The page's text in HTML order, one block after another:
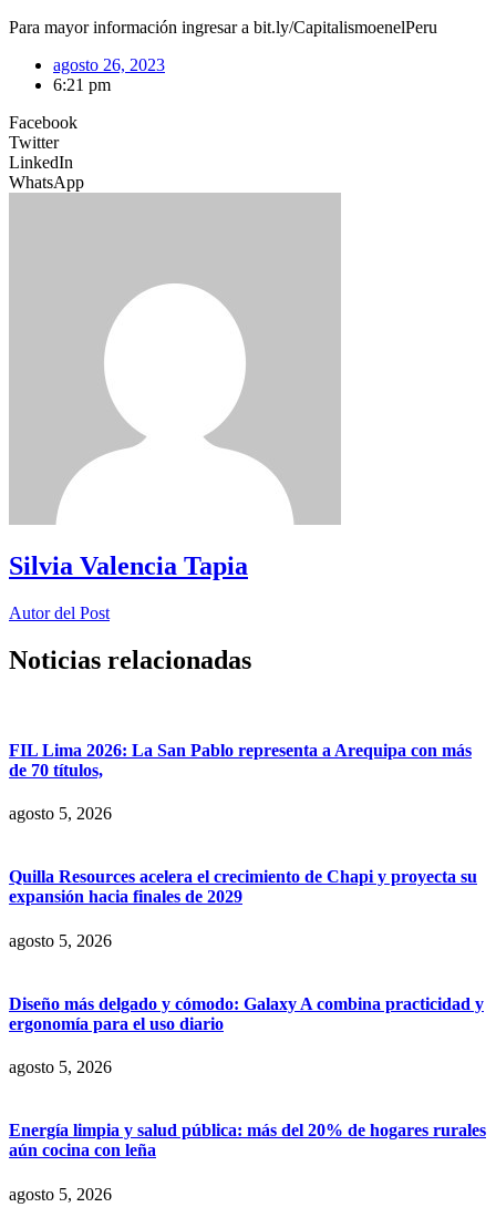
Para mayor información ingresar a bit.ly/CapitalismoenelPeru
agosto 26, 2023
6:21 pm
Facebook
Twitter
LinkedIn
WhatsApp
Silvia Valencia Tapia
Autor del Post
Noticias relacionadas
FIL Lima 2026: La San Pablo representa a Arequipa con más
de 70 títulos,
agosto 5, 2026
Quilla Resources acelera el crecimiento de Chapi y proyecta su
expansión hacia finales de 2029
agosto 5, 2026
Diseño más delgado y cómodo: Galaxy A combina practicidad y
ergonomía para el uso diario
agosto 5, 2026
Energía limpia y salud pública: más del 20% de hogares rurales
aún cocina con leña
agosto 5, 2026